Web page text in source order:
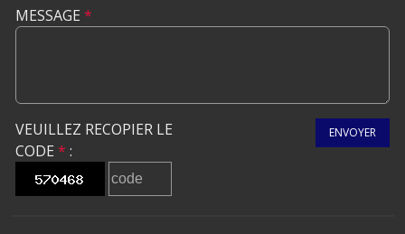
MESSAGE *
VEUILLEZ RECOPIER LE
CODE * :
ENVOYER